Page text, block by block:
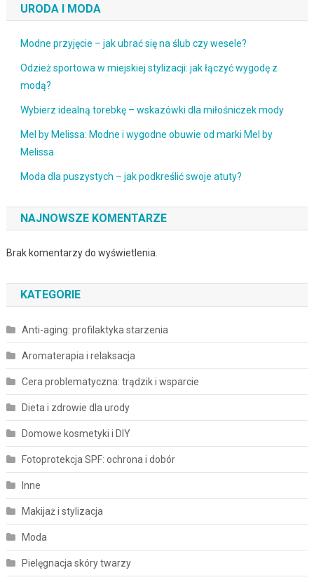
URODA I MODA
Modne przyjęcie – jak ubrać się na ślub czy wesele?
Odzież sportowa w miejskiej stylizacji: jak łączyć wygodę z
modą?
Wybierz idealną torebkę – wskazówki dla miłośniczek mody
Mel by Melissa: Modne i wygodne obuwie od marki Mel by
Melissa
Moda dla puszystych – jak podkreślić swoje atuty?
NAJNOWSZE KOMENTARZE
Brak komentarzy do wyświetlenia.
KATEGORIE
Anti-aging: profilaktyka starzenia
Aromaterapia i relaksacja
Cera problematyczna: trądzik i wsparcie
Dieta i zdrowie dla urody
Domowe kosmetyki i DIY
Fotoprotekcja SPF: ochrona i dobór
Inne
Makijaż i stylizacja
Moda
Pielęgnacja skóry twarzy